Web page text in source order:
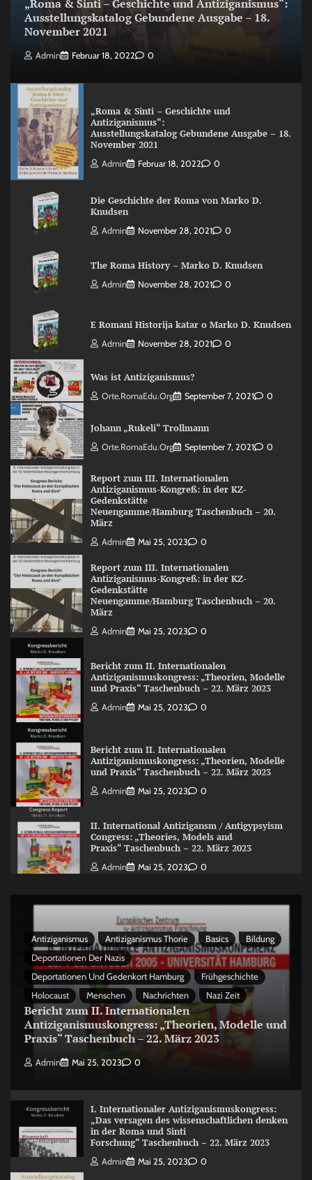
„Roma & Sinti – Geschichte und Antiziganismus“:
Ausstellungskatalog Gebundene Ausgabe – 18.
November 2021
Admin Februar 18, 2022 0
„Roma & Sinti – Geschichte und
Antiziganismus“:
Ausstellungskatalog Gebundene Ausgabe – 18.
November 2021
Admin Februar 18, 2022 0
Die Geschichte der Roma von Marko D.
Knudsen
Admin November 28, 2021 0
The Roma History – Marko D. Knudsen
Admin November 28, 2021 0
E Romani Historija katar o Marko D. Knudsen
Admin November 28, 2021 0
Was ist Antiziganismus?
Orte.RomaEdu.org September 7, 2021 0
Johann „Rukeli“ Trollmann
Orte.RomaEdu.org September 7, 2021 0
Report zum III. Internationalen
Antiziganismus-Kongreß: in der KZ-
Gedenkstätte
Neuengamme/Hamburg Taschenbuch – 20.
März
Admin Mai 25, 2023 0
Report zum III. Internationalen
Antiziganismus-Kongreß: in der KZ-
Gedenkstätte
Neuengamme/Hamburg Taschenbuch – 20.
März
Admin Mai 25, 2023 0
Bericht zum II. Internationalen
Antiziganismuskongress: „Theorien, Modelle
und Praxis“ Taschenbuch – 22. März 2023
Admin Mai 25, 2023 0
Bericht zum II. Internationalen
Antiziganismuskongress: „Theorien, Modelle
und Praxis“ Taschenbuch – 22. März 2023
Admin Mai 25, 2023 0
II. International Antizigansm / Antigypsyism
Congress: „Theories, Models and
Praxis“ Taschenbuch – 22. März 2023
Admin Mai 25, 2023 0
Antiziganismus Antiziganismus Thorie Basics
Bildung
Deportationen Der Nazis
Deportationen Und Gedenkort Hamburg
Frühgeschichte
Holocaust
Menschen Nachrichten Nazi Zeit
Bericht zum II. Internationalen
Antiziganismuskongress: „Theorien, Modelle und
Praxis“ Taschenbuch – 22. März 2023
Admin Mai 25, 2023 0
I. Internationaler Antiziganismuskongress:
„Das versagen des wissenschaftlichen denken
in der Roma und Sinti
Forschung“ Taschenbuch – 22. März 2023
Admin Mai 25, 2023 0